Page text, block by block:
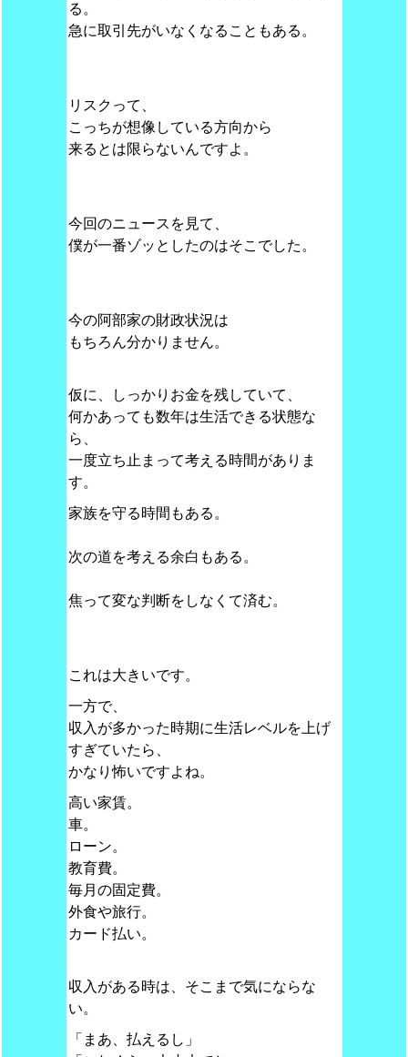
る。
急に取引先がいなくなることもある。
リスクって、
こっちが想像している方向から
来るとは限らないんですよ。
今回のニュースを見て、
僕が一番ゾッとしたのはそこでした。
今の阿部家の財政状況は
もちろん分かりません。
仮に、しっかりお金を残していて、
何かあっても数年は生活できる状態な
ら、
一度立ち止まって考える時間がありま
す。
家族を守る時間もある。
次の道を考える余白もある。
焦って変な判断をしなくて済む。
これは大きいです。
一方で、
収入が多かった時期に生活レベルを上げ
すぎていたら、
かなり怖いですよね。
高い家賃。
車。
ローン。
教育費。
毎月の固定費。
外食や旅行。
カード払い。
収入がある時は、そこまで気にならな
い。
「まあ、払えるし」